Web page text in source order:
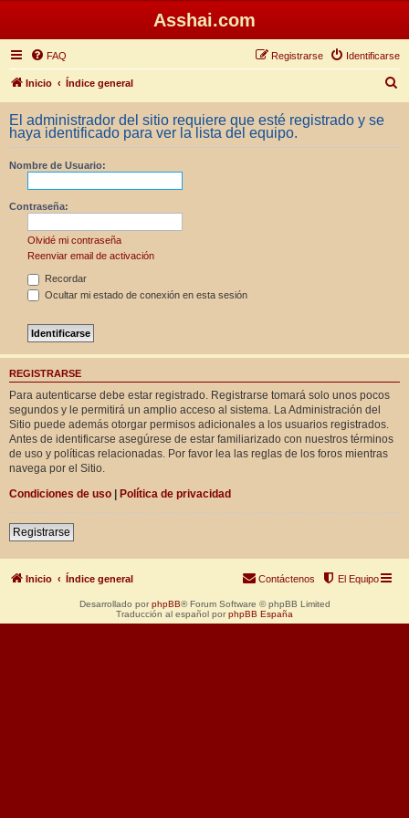
Asshai.com
FAQ Identificarse
Registrarse
Inicio Índice general
u
c
El administrador del sitio requiere que esté registrado y se
haya identificado para ver la lista del equipo.
Nombre de Usuario:
Contraseña:
Olvidé mi contraseña
Reenviar email de activación
Recordar
Ocultar mi estado de conexión en esta sesión
REGISTRARSE
Para autenticarse debe estar registrado. Registrarse tomará solo unos pocos
segundos y le permitirá un amplio acceso al sistema. La Administración del
Sitio puede además otorgar permisos adicionales a los usuarios registrados.
Antes de identificarse asegúrese de estar familiarizado con nuestros términos
de uso y políticas relacionadas. Por favor lea las reglas de los foros mientras
navega por el Sitio.
Condiciones de uso | Política de privacidad
Registrarse
Inicio Índice general El Equipo
Contáctenos
Desarrollado por phpBB® Forum Software © phpBB Limited
Traducción al español por phpBB España